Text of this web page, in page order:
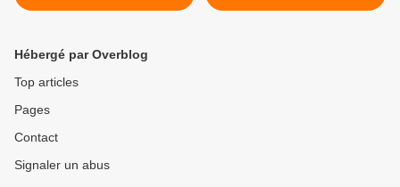
d'économie >
Hébergé par Overblog
Top articles
Pages
Contact
Signaler un abus